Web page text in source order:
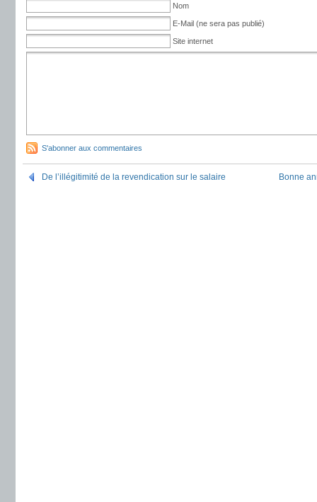
Nom
E-Mail (ne sera pas publié)
Site internet
S'abonner aux commentaires
De l’illégitimité de la revendication sur le salaire Bonne